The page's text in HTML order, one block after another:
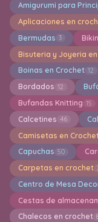
Amigurumi para
Aplicaciones en
Bermudas 3
Bisuteria y Joyeria
Boinas en Crochet 12
Bordados 12
Bufandas Knitting 15
Calcetines 46
Camisetas en Crochet
Capuchas 50
Carpetas en crochet
Centro de Mesa
Cestas de
Chalecos en crochet